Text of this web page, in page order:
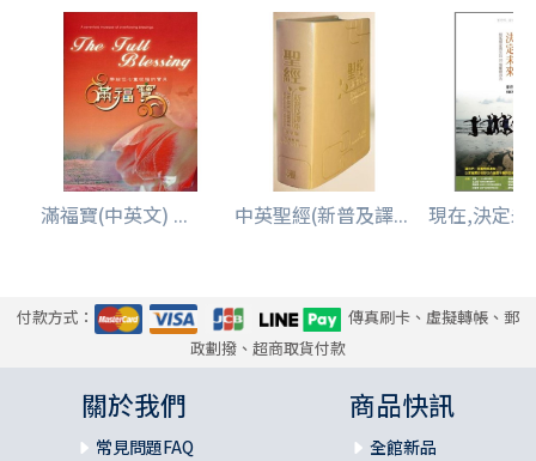
滿福寶(中英文) ... 中英聖經(新普及譯... 現在,決定未
付款方式：
傳真刷卡、虛擬轉帳、郵
政劃撥、超商取貨付款
關於我們
常見問題FAQ
商品快訊
全館新品